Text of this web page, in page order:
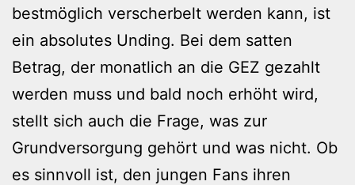
bestmöglich verscherbelt werden kann, ist
ein absolutes Unding. Bei dem satten
Betrag, der monatlich an die GEZ gezahlt
werden muss und bald noch erhöht wird,
stellt sich auch die Frage, was zur
Grundversorgung gehört und was nicht. Ob
es sinnvoll ist, den jungen Fans ihren